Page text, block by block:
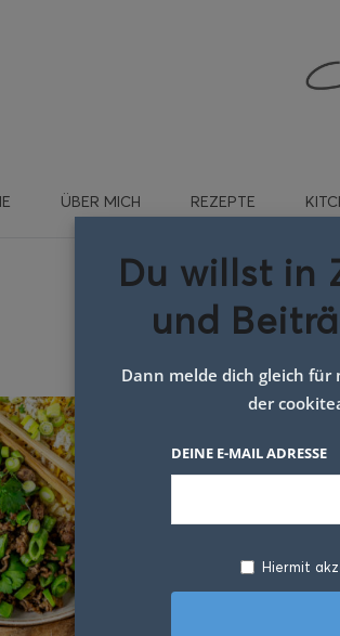
ÜBER MICH REZEPTE
Schlagwort:
Du willst in
und
Dann melde dich gleich
der
DEINE E-MAIL ADRESSE
Hiermit